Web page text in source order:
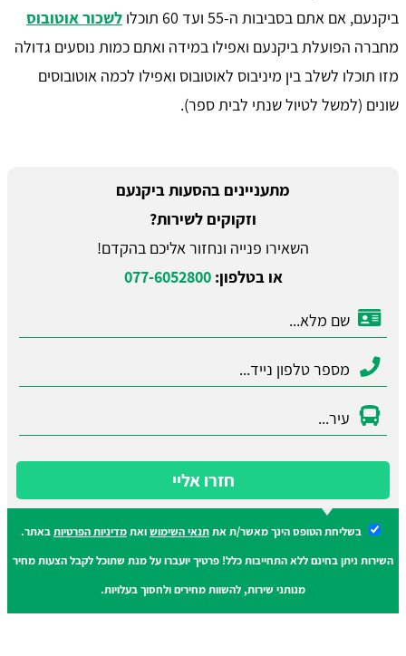
ביקנעם, אם אתם בסביבות ה-55 ועד 60 תוכלו
לשכור אוטובוס
מחברה הפועלת ביקנעם ואפילו במידה ואתם כמות נוסעים גדולה
מזו תוכלו לשלב בין מיניבוס לאוטובוס ואפילו לכמה אוטובוסים
שונים (למשל לטיול שנתי לבית ספר).
מתעניינים בהסעות ביקנעם
וזקוקים לשירות?
השאירו פנייה ונחזור אליכם בהקדם!
או בטלפון:077-6052800
חזרו אליי
בשליחת הטופס הינך מאשר/ת אתתנאי השימושואתמדיניות הפרטיותבאתר.
השירות ניתן בחינם ללא התחייבות כלל! פרטיך יועברו על מנת שתוכל לקבל הצעות מחיר
מנותני שירות, להשוות מחירים ולחסוך בעלויות.